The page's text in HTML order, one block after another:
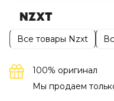
Все товары Nzxt
100% оригинал
Мы продаем